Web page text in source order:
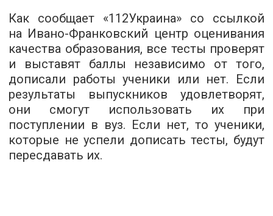
Как сообщает «112Украина» со ссылкой
на Ивано-Франковский центр оценивания
качества образования, все тесты проверят
и выставят баллы независимо от того,
дописали работы ученики или нет. Если
результаты выпускников удовлетворят,
они смогут использовать их при
поступлении в вуз. Если нет, то ученики,
которые не успели дописать тесты, будут
пересдавать их.